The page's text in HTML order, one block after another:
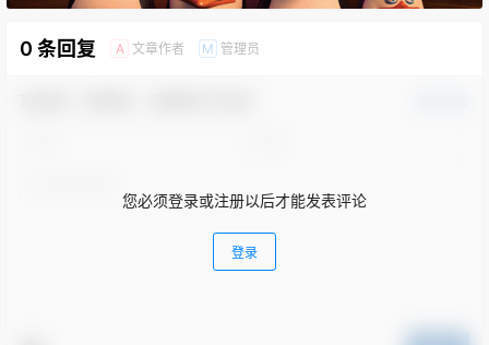
0 条回复 A 文章作者 M 管理员
您必须登录或注册以后才能发表评论
登录